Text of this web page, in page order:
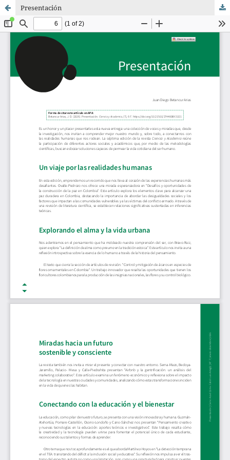
Presentación